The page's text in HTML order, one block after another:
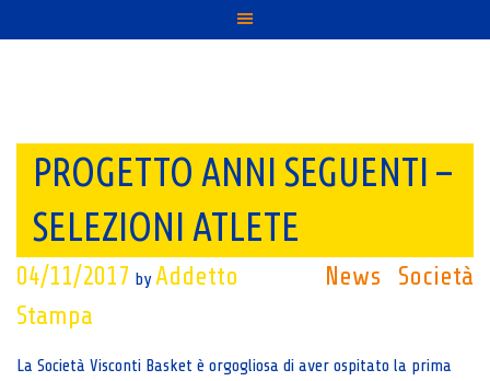
PROGETTO ANNI SEGUENTI –
SELEZIONI ATLETE
News Società
04/11/2017 by Addetto
Stampa
La Società Visconti Basket è orgogliosa di aver ospitato la prima